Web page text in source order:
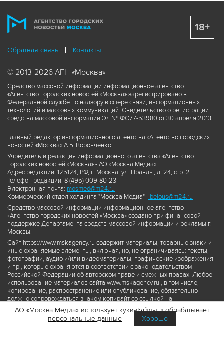
Обратная связь Контакты
© 2013-2026 АГН «Москва»
Средство массовой информации информационное агентство
«Агентство городских новостей «Москва» зарегистрировано в
Федеральной службе по надзору в сфере связи, информационных
технологий и массовых коммуникаций. Свидетельство о регистрации
средства массовой информации Эл № ФС77-53980 от 30 апреля 2013
г.
Главный редактор информационного агентства «Агентство городских
новостей «Москва» А.Б. Воронченко.
Учредитель и редакция информационного агентства «Агентство
городских новостей «Москва» - АО «Москва Медиа».
Адрес редакции: 125124, РФ, г. Москва, ул. Правды, д. 24, стр. 2
Телефон редакции: 8 (495) 009-80-23
Электронная почта: mosmed@m24.ru
Коммерческий отдел холдинга "Москва Медиа"- ibelous@m24.ru
Средство массовой информации информационное агентство
«Агентство городских новостей «Москва» создано при финансовой
поддержке Департамента средств массовой информации и рекламы г.
Москвы.
Сайт https://www.mskagency.ru содержит материалы, товарные знаки и
иные охраняемые элементы, включая, но, не ограничиваясь: тексты,
фотографии, аудио и/или видеоматериалы, графические изображения
и пр., которые охраняются в соответствии с законодательством
Российской Федерации об авторском праве и смежных правах. Любое
использование материалов сайта www.mskagency.ru , в том числе,
копирование, распространение или опубликование, обязательно
должно сопровождаться знаком копирайт со ссылкой на
правообладателя © АО «Москва Медиа», а также гиперссылкой на сайт
www.mskagency.ru как на первоисточник информации. Переработка
материалов сайта www.mskagency.ru не допускается.
18+
АО «Москва Медиа» использует куки-файлы и обрабатывает
персональные данные
Хорошо